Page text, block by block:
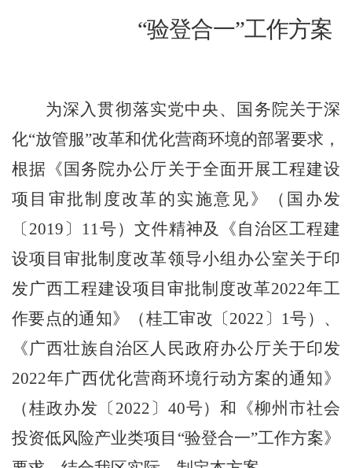
“验登合一”工作方案
为深入贯彻落实党中央、国务院关于深
化“放管服”改革和优化营商环境的部署要求，
根据《国务院办公厅关于全面开展工程建设
项目审批制度改革的实施意见》
（ 国办发
〔 2019 〕 11号） 文件精神及《自治区工程建
设项目审批制度改革领导小组办公室关于印
发广西工程建设项目审批制度改革2022年工
作要点的通知》
（桂工审改〔2022 〕 1号）、
《广西壮族自治区人民政府办公厅关于印发
2022年广西优化营商环境行动方案的通知》
（桂政办发〔 2022 〕 40号）和《柳州市社会
投资低风险产业类项目 “验登合一”工作方案》